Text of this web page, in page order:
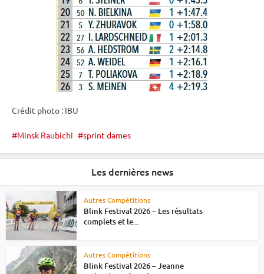
Crédit photo : IBU
Minsk Raubichi sprint dames
Les dernières news
Autres Compétitions
Blink Festival 2026 – Les résultats
complets et le...
Autres Compétitions
Blink Festival 2026 – Jeanne